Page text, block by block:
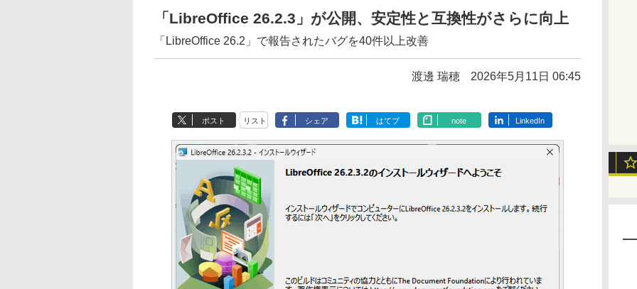
「LibreOffice 26.2.3」が公開、安定性と互換性がさらに向上
「LibreOffice 26.2」で報告されたバグを40件以上改善
渡邊 瑞穂 2026年5月11日 06:45
ポスト リスト シェア はてブ note LinkedIn